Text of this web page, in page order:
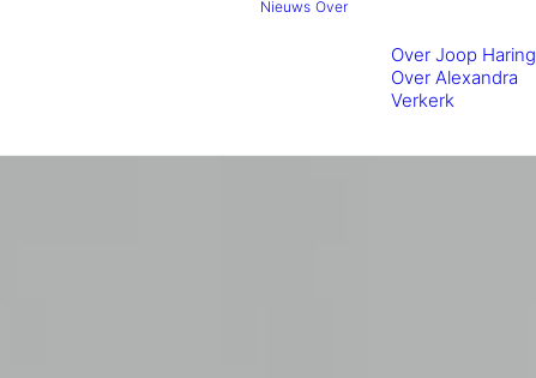
Nieuws Over
Over Joop Haring
Over Alexandra
Verkerk